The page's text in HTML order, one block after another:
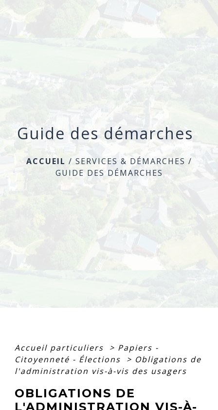
Guide des démarches
ACCUEIL / SERVICES & DÉMARCHES /
GUIDE DES DÉMARCHES
Accueil particuliers > Papiers -
Citoyenneté - Élections
> Obligations de
l'administration vis-à-vis des usagers
OBLIGATIONS DE
L'ADMINISTRATION VIS-À-